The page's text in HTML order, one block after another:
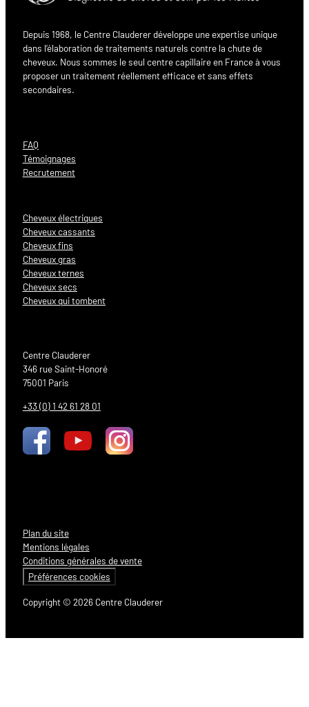
Depuis 1968, le Centre Clauderer développe une expertise unique
dans l’élaboration de traitements naturels contre la chute de
cheveux. Nous sommes le seul centre capillaire en France à vous
proposer un traitement réellement efficace et sans effets
secondaires.
FAQ
Témoignages
Recrutement
Cheveux électriques
Cheveux cassants
Cheveux fins
Cheveux gras
Cheveux ternes
Cheveux secs
Cheveux qui tombent
Centre Clauderer
346 rue Saint-Honoré
75001 Paris
+33 (0) 1 42 61 28 01
Copyright © 2026 Centre Clauderer
Plan du site
Mentions légales
Conditions générales de vente
Préférences cookies